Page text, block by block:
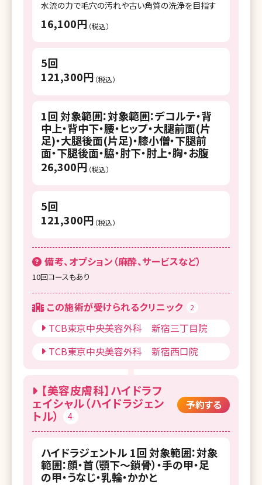
水流の力で毛穴の汚れや古い角質の洗浄を目指す
16,100円 （税込）
5回
121,300円 （税込）
1回 対象範囲：対象範囲：デコルテ・背
中上・背中下・腰・ヒップ・大腿前面(片
足)・大腿後面(片足)・膝小僧・下腿前
面・下腿後面・脇・肘下・肘上・胸・お腹
26,300円 （税込）
5回
121,300円 （税込）
備考、オプション（麻酔、サービスなど）
10回コースもあり
この施術が受けられるクリニック 2
TCB東京中央美容外科 新宿三丁目院
TCB東京中央美容外科 新宿西口院
【美容皮膚科】ハイドラフ
ェイシャル（ハイドラジェン
トル）
4
予約する
ハイドラジェントル 1回 対象範囲：対象
範囲：顔・首（顎下～鎖骨）・手の甲・足
の甲・うなじ・乳輪・かかと